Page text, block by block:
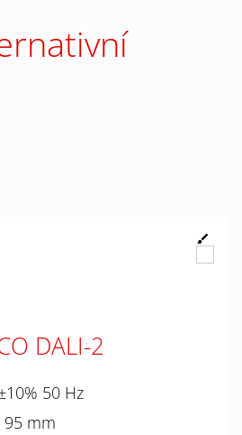
DALI-2
50 Hz
95 mm